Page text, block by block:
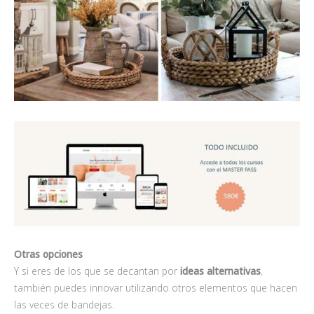
Otras opciones
Y si eres de los que se decantan por ideas alternativas,
también puedes innovar utilizando otros elementos que hacen
las veces de bandejas.